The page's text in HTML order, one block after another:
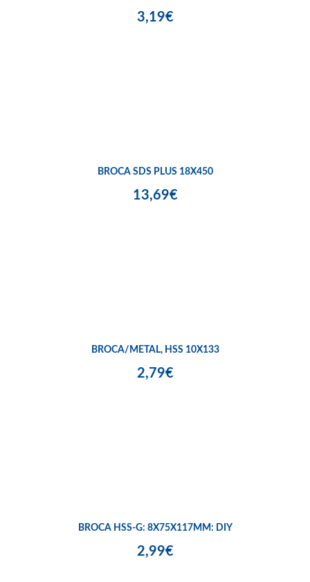
3,19€
BROCA SDS PLUS 18X450
13,69€
BROCA/METAL, HSS 10X133
2,79€
BROCA HSS-G: 8X75X117MM: DIY
2,99€